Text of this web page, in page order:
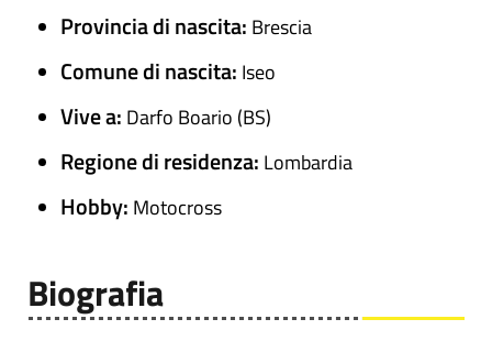
Provincia di nascita: Brescia
Comune di nascita: Iseo
Vive a: Darfo Boario (BS)
Regione di residenza: Lombardia
Hobby: Motocross
Biografia